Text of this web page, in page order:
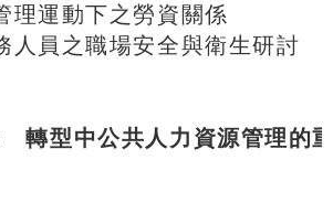
理運動下之勞資關係
人員之職場安全與衛生研討
型中公共人力資源管理的